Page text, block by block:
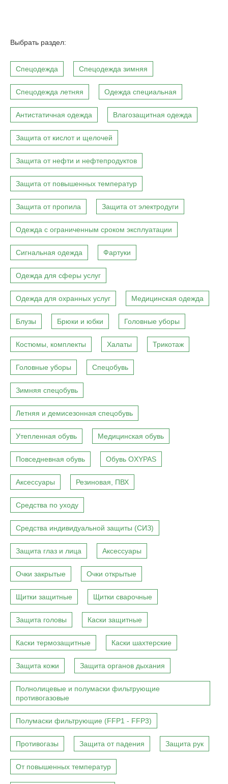
Выбрать раздел:
Спецодежда Спецодежда зимняя
Спецодежда летняя Одежда специальная
Антистатичная одежда Влагозащитная одежда
Защита от кислот и щелочей
Защита от нефти и нефтепродуктов
Защита от повышенных температур
Защита от пропила Защита от электродуги
Одежда с ограниченным сроком эксплуатации
Сигнальная одежда Фартуки
Одежда для сферы услуг
Одежда для охранных услуг Медицинская одежда
Блузы Брюки и юбки Головные уборы
Костюмы, комплекты Халаты Трикотаж
Головные уборы Спецобувь
Зимняя спецобувь
Летняя и демисезонная спецобувь
Утепленная обувь Медицинская обувь
Повседневная обувь Обувь OXYPAS
Аксессуары Резиновая, ПВХ
Средства по уходу
Средства индивидуальной защиты (СИЗ)
Защита глаз и лица Аксессуары
Очки закрытые Очки открытые
Щитки защитные Щитки сварочные
Защита головы Каски защитные
Каски термозащитные Каски шахтерские
Защита кожи Защита органов дыхания
Полнолицевые и полумаски фильтрующие
противогазовые
Полумаски фильтрующие (FFP1 - FFP3)
Противогазы Защита от падения Защита рук
От повышенных температур